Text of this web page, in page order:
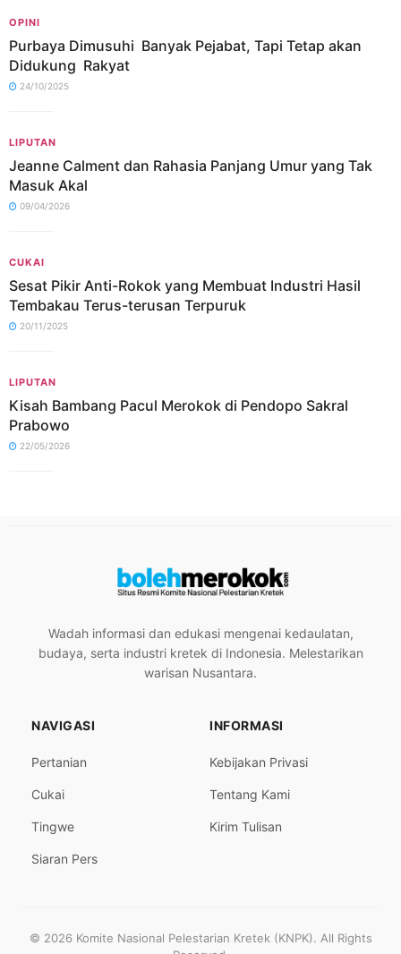
OPINI
Purbaya Dimusuhi Banyak Pejabat, Tapi Tetap akan
Didukung Rakyat
24/10/2025
LIPUTAN
Jeanne Calment dan Rahasia Panjang Umur yang Tak
Masuk Akal
09/04/2026
CUKAI
Sesat Pikir Anti-Rokok yang Membuat Industri Hasil
Tembakau Terus-terusan Terpuruk
20/11/2025
LIPUTAN
Kisah Bambang Pacul Merokok di Pendopo Sakral
Prabowo
22/05/2026
Wadah informasi dan edukasi mengenai kedaulatan,
budaya, serta industri kretek di Indonesia. Melestarikan
warisan Nusantara.
NAVIGASI
Pertanian
Cukai
Tingwe
Siaran Pers
INFORMASI
Kebijakan Privasi
Tentang Kami
Kirim Tulisan
© 2026 Komite Nasional Pelestarian Kretek (KNPK). All Rights